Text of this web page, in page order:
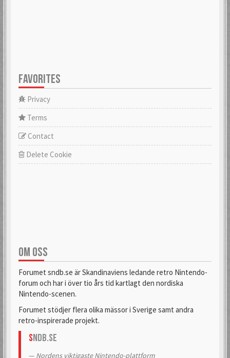
FAVORITES
Privacy
Terms
Contact
Delete Cookie
OM OSS
Forumet sndb.se är Skandinaviens ledande retro Nintendo-
forum och har i över tio års tid kartlagt den nordiska
Nintendo-scenen.
Forumet stödjer flera olika mässor i Sverige samt andra
retro-inspirerade projekt.
SNDB.se
Nordens viktigaste Nintendo-plattform